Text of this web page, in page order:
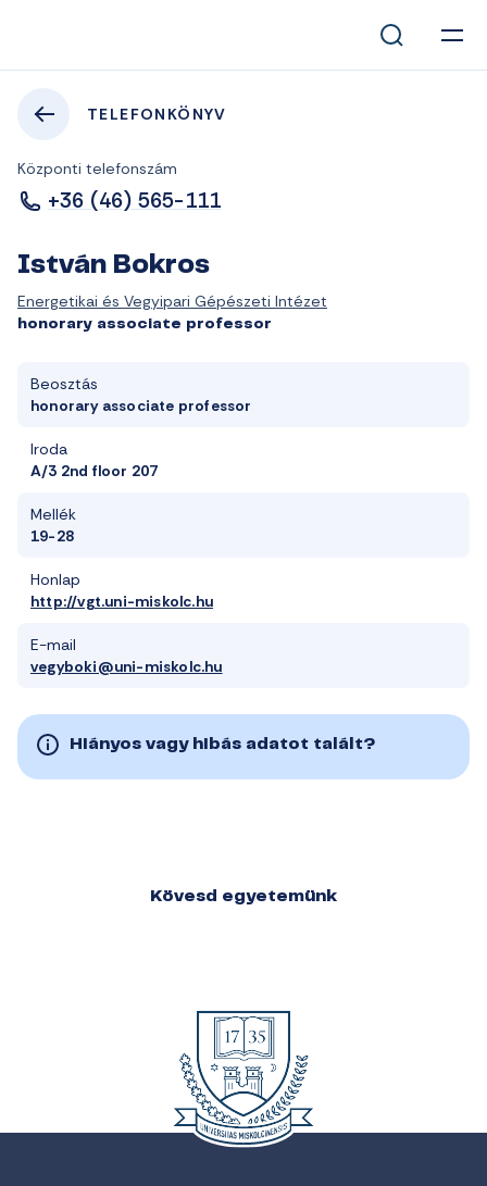
TELEFONKÖNYV
Központi telefonszám
+36 (46) 565-111
István Bokros
Energetikai és Vegyipari Gépészeti Intézet
honorary associate professor
Beosztás
honorary associate professor
Iroda
A/3 2nd floor 207
Mellék
19-28
Honlap
http://vgt.uni-miskolc.hu
E-mail
vegyboki@uni-miskolc.hu
Hiányos vagy hibás adatot talált?
Kövesd egyetemünk